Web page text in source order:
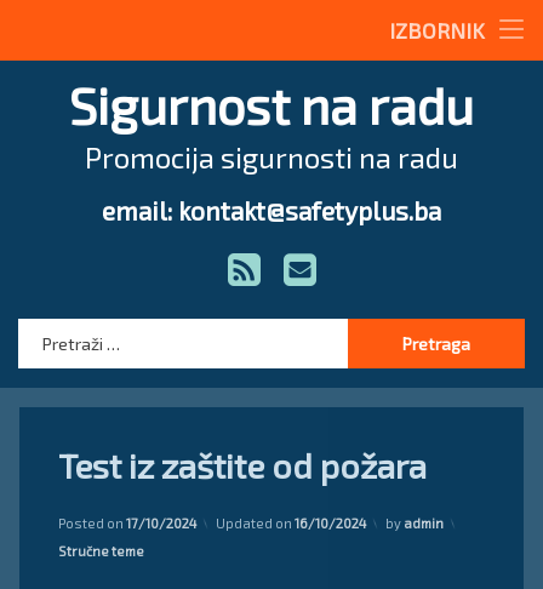
IZBORNIK
Radne upute
Radne upute
Građevinarstvo
Drvoprerađivačka industrija
Metalna industrija
Magazin
Pravilnici
Zakoni
Stručna pomoć
Stručna pomoć
Način prijave povrede na radu
Sigurnost na radu
Promocija sigurnosti na radu
email: kontakt@safetyplus.ba
RSS E-mail
Test iz zaštite od požara
Posted on 17/10/2024 Updated on 16/10/2024 by admin
Kategorije:
Stručne teme